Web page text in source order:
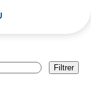
Filtrer